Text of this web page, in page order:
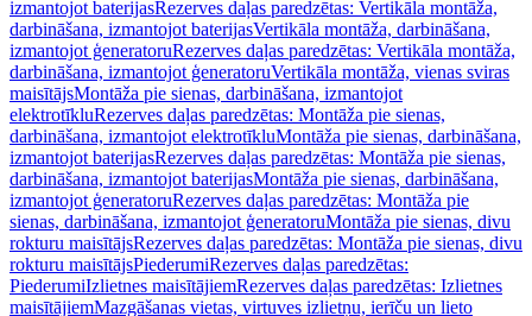
izmantojot baterijasRezerves daļas paredzētas: Vertikāla montāža,
darbināšana, izmantojot baterijasVertikāla montāža, darbināšana,
izmantojot ģeneratoruRezerves daļas paredzētas: Vertikāla montāža,
darbināšana, izmantojot ģeneratoruVertikāla montāža, vienas sviras
maisītājsMontāža pie sienas, darbināšana, izmantojot
elektrotīkluRezerves daļas paredzētas: Montāža pie sienas,
darbināšana, izmantojot elektrotīkluMontāža pie sienas, darbināšana,
izmantojot baterijasRezerves daļas paredzētas: Montāža pie sienas,
darbināšana, izmantojot baterijasMontāža pie sienas, darbināšana,
izmantojot ģeneratoruRezerves daļas paredzētas: Montāža pie
sienas, darbināšana, izmantojot ģeneratoruMontāža pie sienas, divu
rokturu maisītājsRezerves daļas paredzētas: Montāža pie sienas, divu
rokturu maisītājsPiederumiRezerves daļas paredzētas:
PiederumiIzlietnes maisītājiemRezerves daļas paredzētas: Izlietnes
maisītājiemMazgāšanas vietas, virtuves izlietņu, ierīču un lieto